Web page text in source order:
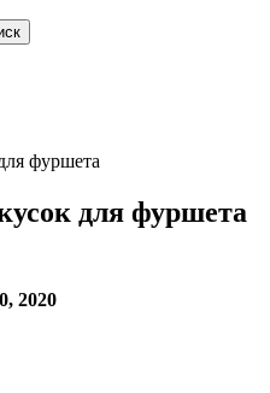
фуршета
для фуршета
2020